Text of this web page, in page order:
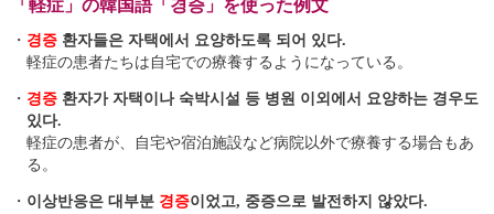
「軽症」の韓国語「경증」を使った例文
・ 경증 환자들은 자택에서 요양하도록 되어 있다.
軽症の患者たちは自宅での療養するようになっている。
・ 경증 환자가 자택이나 숙박시설 등 병원 이외에서 요양하는 경우도
있다.
軽症の患者が、自宅や宿泊施設など病院以外で療養する場合もあ
る。
・ 이상반응은 대부분 경증이었고, 중증으로 발전하지 않았다.